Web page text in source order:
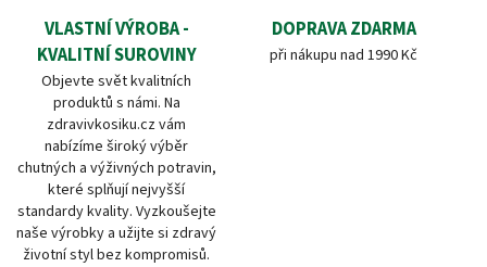
VLASTNÍ VÝROBA -
KVALITNÍ SUROVINY
Objevte svět kvalitních
produktů s námi. Na
zdravivkosiku.cz vám
nabízíme široký výběr
chutných a výživných potravin,
které splňují nejvyšší
standardy kvality. Vyzkoušejte
naše výrobky a užijte si zdravý
životní styl bez kompromisů.
DOPRAVA ZDARMA
při nákupu nad 1990 Kč